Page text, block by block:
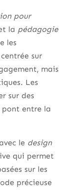
pour
la pédagogie
les
sur
mais
Les
sur des
pont entre la
le design
qui permet
sur les
précieuse